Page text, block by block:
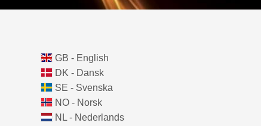
GB - English
DK - Dansk
SE - Svenska
NO - Norsk
NL - Nederlands